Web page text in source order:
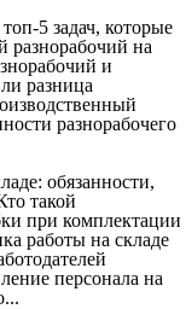
5 задач, которые
разнорабочий на
и
разница
разнорабочего
обязанности,
такой
при комплектации
работы на складе
персонала на